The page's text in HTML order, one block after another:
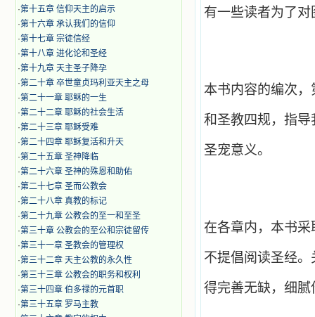
·第十五章 信仰天主的启示
·第十六章 承认我们的信仰
·第十七章 宗徒信经
·第十八章 进化论和圣经
·第十九章 天主圣子降孕
·第二十章 卒世童贞玛利亚天主之母
·第二十一章 耶稣的一生
·第二十二章 耶稣的社会生活
·第二十三章 耶稣受难
·第二十四章 耶稣复活和升天
·第二十五章 圣神降临
·第二十六章 圣神的殊恩和助佑
·第二十七章 圣而公教会
·第二十八章 真教的标记
·第二十九章 公教会的至一和至圣
·第三十章 公教会的至公和宗徒留传
·第三十一章 圣教会的管理权
·第三十二章 天主公教的永久性
·第三十三章 公教会的职务和权利
·第三十四章 伯多禄的元首职
·第三十五章 罗马主教
有一些读者为了
本书内容的编次
和圣教四规，指
圣宠意义。
在各章内，本书
不提倡阅读圣经
得完善无缺，细腻